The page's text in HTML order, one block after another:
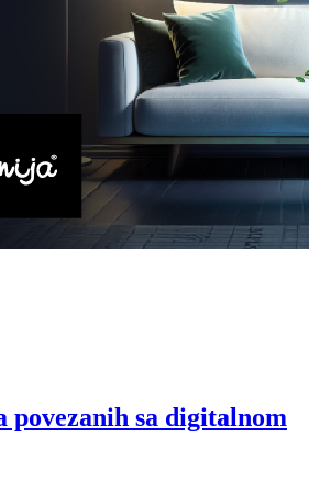
povezanih sa digitalnom